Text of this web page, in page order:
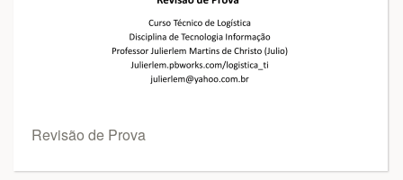
Revisão de Prova